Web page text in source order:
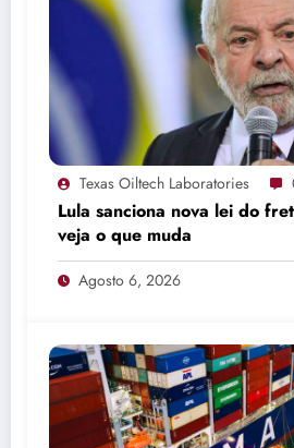
Texas Oiltech Laboratories
Lula sanciona nova lei do
veja o que muda
Agosto 6, 2026